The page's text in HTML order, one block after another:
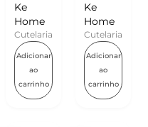
Ke
Home
Cutelaria
Adicionar
ao
carrinho
Ke
Home
Cutelaria
Adicionar
ao
carrinho